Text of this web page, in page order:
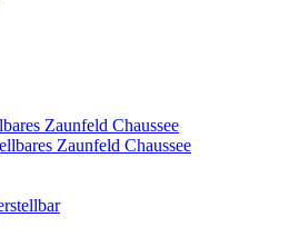
Zaunfeld Chaussee
Zaunfeld Chaussee